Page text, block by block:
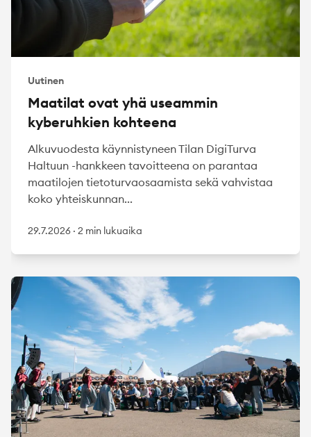
Uutinen
Maatilat ovat yhä useammin
kyberuhkien kohteena
Alkuvuodesta käynnistyneen Tilan DigiTurva
Haltuun -hankkeen tavoitteena on parantaa
maatilojen tietoturvaosaamista sekä vahvistaa
koko yhteiskunnan...
29.7.2026 · 2 min lukuaika